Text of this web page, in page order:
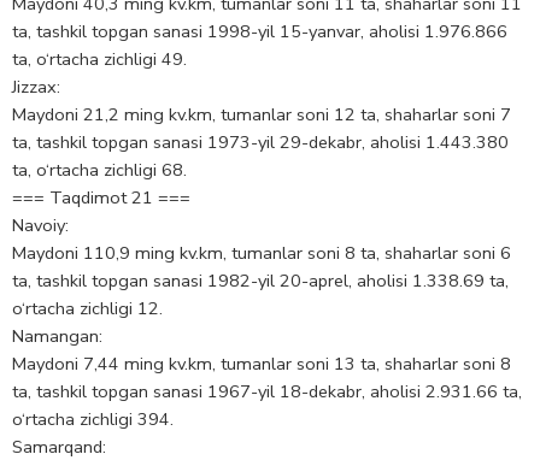
ta, tashkil topgan sanasi 1998-yil 15-yanvar, aholisi 1.976.866
ta, o‘rtacha zichligi 49.
Jizzax:
Maydoni 21,2 ming kv.km, tumanlar soni 12 ta, shaharlar soni 7
ta, tashkil topgan sanasi 1973-yil 29-dekabr, aholisi 1.443.380
ta, o‘rtacha zichligi 68.
=== Taqdimot 21 ===
Navoiy:
Maydoni 110,9 ming kv.km, tumanlar soni 8 ta, shaharlar soni 6
ta, tashkil topgan sanasi 1982-yil 20-aprel, aholisi 1.338.69 ta,
o‘rtacha zichligi 12.
Namangan:
Maydoni 7,44 ming kv.km, tumanlar soni 13 ta, shaharlar soni 8
ta, tashkil topgan sanasi 1967-yil 18-dekabr, aholisi 2.931.66 ta,
o‘rtacha zichligi 394.
Samarqand: